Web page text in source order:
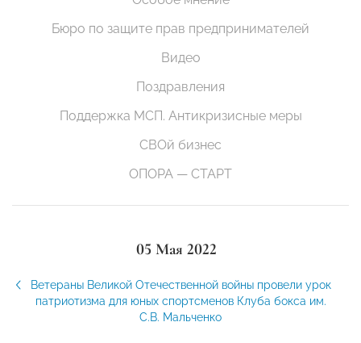
Бюро по защите прав предпринимателей
Видео
Поздравления
Поддержка МСП. Антикризисные меры
СВОй бизнес
ОПОРА — СТАРТ
05 Мая 2022
Ветераны Великой Отечественной войны провели урок
патриотизма для юных спортсменов Клуба бокса им.
С.В. Мальченко